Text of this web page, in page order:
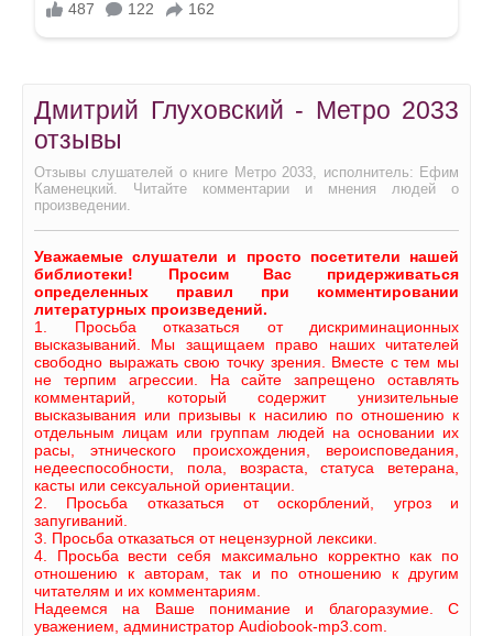
Дмитрий Глуховский - Метро 2033
отзывы
Отзывы слушателей о книге Метро 2033, исполнитель: Ефим
Каменецкий. Читайте комментарии и мнения людей о
произведении.
Уважаемые слушатели и просто посетители нашей
библиотеки! Просим Вас придерживаться
определенных правил при комментировании
литературных произведений.
1. Просьба отказаться от дискриминационных
высказываний. Мы защищаем право наших читателей
свободно выражать свою точку зрения. Вместе с тем мы
не терпим агрессии. На сайте запрещено оставлять
комментарий, который содержит унизительные
высказывания или призывы к насилию по отношению к
отдельным лицам или группам людей на основании их
расы, этнического происхождения, вероисповедания,
недееспособности, пола, возраста, статуса ветерана,
касты или сексуальной ориентации.
2. Просьба отказаться от оскорблений, угроз и
запугиваний.
3. Просьба отказаться от нецензурной лексики.
4. Просьба вести себя максимально корректно как по
отношению к авторам, так и по отношению к другим
читателям и их комментариям.
Надеемся на Ваше понимание и благоразумие. С
уважением, администратор Audiobook-mp3.com.